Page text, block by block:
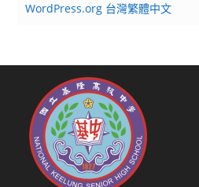
WordPress.org 台灣繁體中文